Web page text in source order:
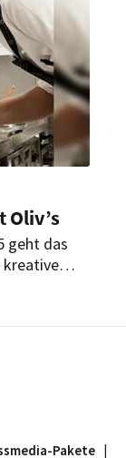
Oliv’s
geht das
kreative
Pakete |